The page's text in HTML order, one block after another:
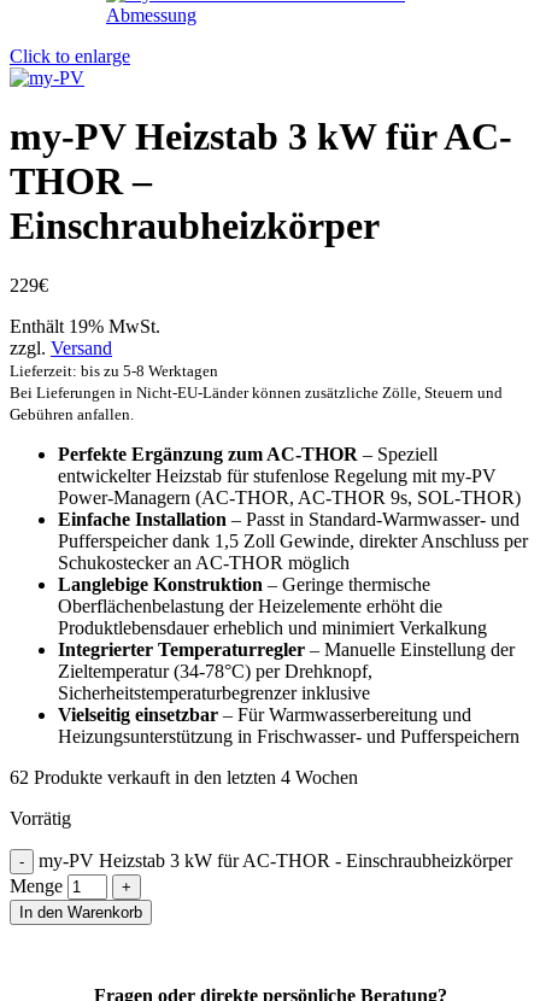
Click to enlarge
my-PV Heizstab 3 kW für AC-
THOR –
Einschraubheizkörper
229€
Enthält 19% MwSt.
zzgl. Versand
Lieferzeit: bis zu 5-8 Werktagen
Bei Lieferungen in Nicht-EU-Länder können zusätzliche Zölle, Steuern und
Gebühren anfallen.
Perfekte Ergänzung zum AC-THOR – Speziell
entwickelter Heizstab für stufenlose Regelung mit my-PV
Power-Managern (AC-THOR, AC-THOR 9s, SOL-THOR)
Einfache Installation – Passt in Standard-Warmwasser- und
Pufferspeicher dank 1,5 Zoll Gewinde, direkter Anschluss per
Schukostecker an AC-THOR möglich
Langlebige Konstruktion – Geringe thermische
Oberflächenbelastung der Heizelemente erhöht die
Produktlebensdauer erheblich und minimiert Verkalkung
Integrierter Temperaturregler – Manuelle Einstellung der
Zieltemperatur (34-78°C) per Drehknopf,
Sicherheitstemperaturbegrenzer inklusive
Vielseitig einsetzbar – Für Warmwasserbereitung und
Heizungsunterstützung in Frischwasser- und Pufferspeichern
62 Produkte verkauft in den letzten 4 Wochen
Vorrätig
my-PV Heizstab 3 kW für AC-THOR - Einschraubheizkörper
Menge
In den Warenkorb
Fragen oder direkte persönliche Beratung?